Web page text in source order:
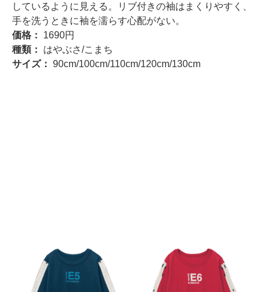
しているように見える。リブ付きの袖はまくりやすく、
手を洗うときに袖を濡らす心配がない。
価格： 1690円
種類： はやぶさ/こまち
サイズ： 90cm/100cm/110cm/120cm/130cm